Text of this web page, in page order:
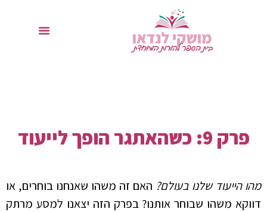
פרק 9: כשהאתגר הופך לייעוד
מהו הייעוד שלנו בעולם? האם זה משהו שאנחנו בוחרים, או
דווקא משהו שבוחר אותנו? בפרק הזה יצאנו למסע מרתק